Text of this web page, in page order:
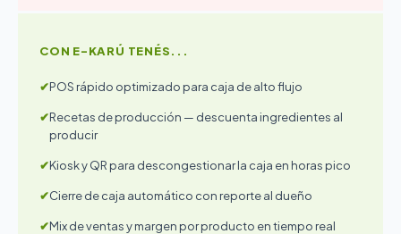
CON E-KARÚ TENÉS...
POS rápido optimizado para caja de alto flujo
Recetas de producción — descuenta ingredientes al
producir
Kiosk y QR para descongestionar la caja en horas pico
Cierre de caja automático con reporte al dueño
Mix de ventas y margen por producto en tiempo real